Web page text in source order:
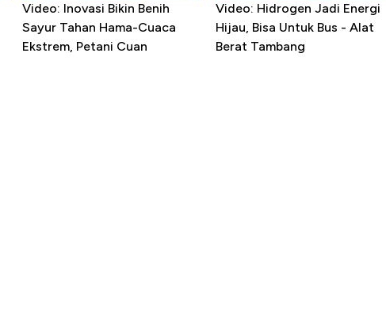
Video: Inovasi Bikin Benih
Sayur Tahan Hama-Cuaca
Ekstrem, Petani Cuan
Video: Hidrogen Jadi Energi
Hijau, Bisa Untuk Bus - Alat
Berat Tambang